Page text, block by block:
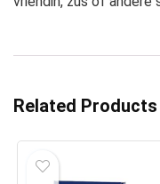
Related Products